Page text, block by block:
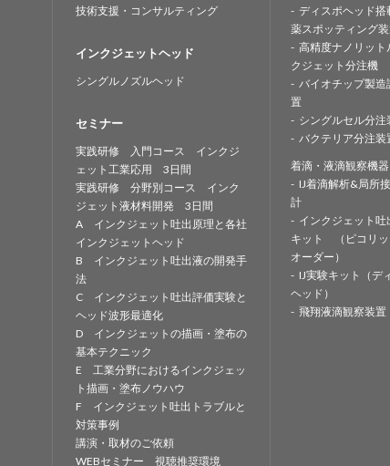
技術支援・コンサルティング
インクジェットヘッド
シングルノズルヘッド
セミナー
実践研修 入門コース インクジ
ェット工業応用 3日間
実践研修 分野別コース インク
ジェット液材料開発 3日間
A インクジェット吐出原理と各社
インクジェットヘッド
B インクジェット吐出液の開発手
法
C インクジェット吐出評価実験と
ヘッド波形最適化
D インクジェットの描画・塗布の
基本テクニック
E 工業分野におけるインクジェッ
ト描画・塗布ノウハウ
F インクジェット吐出トラブルと
対策事例
講演・取材のご依頼
WEBセミナー 視聴推奨環境
ディスポヘッド搭
薬スポッティング
高精度ナノリット
クジェット分注機
バイオチップ製造
置
シングルセル分注
バクテリア分注装
着滴・液滴観察機器
IJ着滴解析&局所
計
インクジェット吐
キット （ピコリ
オーダー）
IJ実験キット（デ
ヘッド）
飛翔液滴観察装置